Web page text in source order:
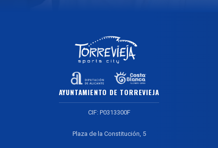
AYUNTAMIENTO DE TORREVIEJA
CIF: P0313300F
Plaza de la Constitución, 5